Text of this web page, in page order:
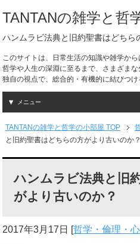
TANTANの雑学と哲
ハンムラビ法典と旧約聖書はどちら
このサイトは、日常生活の知識や雑学から
哲学や人生の深淵に至るまで、さまざま
独自の視点で、総合的・有機的に結びつ
メニュー
TANTANの雑学と哲学の小部屋 TOP
と旧約聖書はどちらの方がより古いのか？
ハンムラビ法典と旧
がより古いのか？
2017年3月17日 [哲学・倫理・